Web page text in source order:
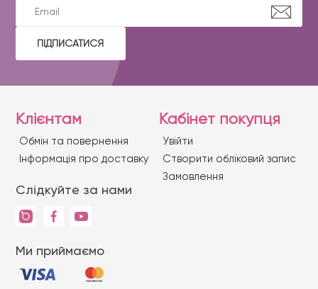
ПІДПИСАТИСЯ
Клієнтам
Обмін та повернення
Iнформація про доставку
Слідкуйте за нами
Ми приймаємо
Кабінет покупця
Увійти
Створити обліковий запис
Замовлення